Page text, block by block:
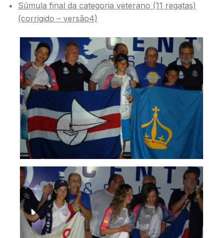
Súmula final da categoria veterano (11 regatas)
(corrigido – versão4)